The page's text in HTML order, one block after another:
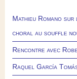
Mathieu Romano
choral au souffle
Rencontre avec
Raquel García